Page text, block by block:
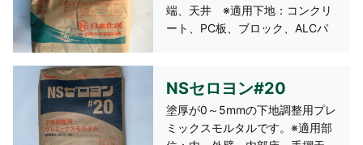
端、天井 ※適用下地：コンクリ
ート、PC板、ブロック、ALCパ
NSセロヨン#20
塗厚が0～5mmの下地調整用プレ
ミックスモルタルです。※適用部